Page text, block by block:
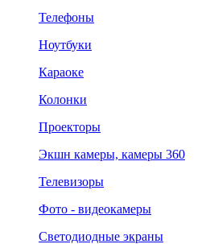
Телефоны
Ноутбуки
Караоке
Колонки
Проекторы
Экшн камеры, камеры 360
Телевизоры
Фото - видеокамеры
Светодиодные экраны